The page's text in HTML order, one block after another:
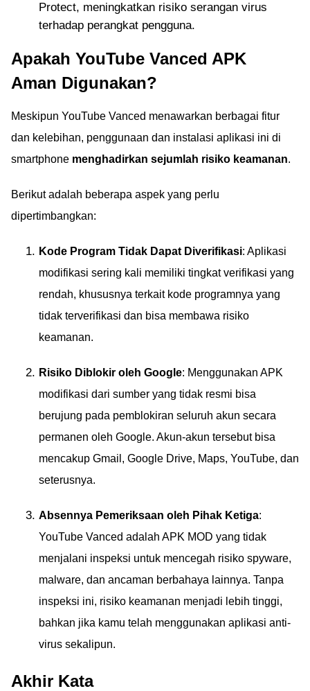
Protect, meningkatkan risiko serangan virus
terhadap perangkat pengguna.
Apakah YouTube Vanced APK
Aman Digunakan?
Meskipun YouTube Vanced menawarkan berbagai fitur
dan kelebihan, penggunaan dan instalasi aplikasi ini di
smartphone menghadirkan sejumlah risiko keamanan.
Berikut adalah beberapa aspek yang perlu
dipertimbangkan:
Kode Program Tidak Dapat Diverifikasi: Aplikasi
modifikasi sering kali memiliki tingkat verifikasi yang
rendah, khususnya terkait kode programnya yang
tidak terverifikasi dan bisa membawa risiko
keamanan.
Risiko Diblokir oleh Google: Menggunakan APK
modifikasi dari sumber yang tidak resmi bisa
berujung pada pemblokiran seluruh akun secara
permanen oleh Google. Akun-akun tersebut bisa
mencakup Gmail, Google Drive, Maps, YouTube, dan
seterusnya.
Absennya Pemeriksaan oleh Pihak Ketiga:
YouTube Vanced adalah APK MOD yang tidak
menjalani inspeksi untuk mencegah risiko spyware,
malware, dan ancaman berbahaya lainnya. Tanpa
inspeksi ini, risiko keamanan menjadi lebih tinggi,
bahkan jika kamu telah menggunakan aplikasi anti-
virus sekalipun.
Akhir Kata